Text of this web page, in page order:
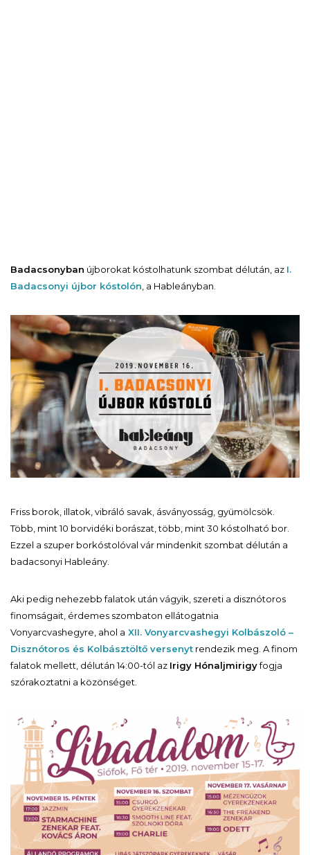
Badacsonyban újborokat kóstolhatunk szombat délután, az I.
Badacsonyi újbor kóstolón, a Hableányban.
Friss borok, illatok, vibráló savak, ásványosság, gyümölcsök.
Több, mint 10 borvidéki borászat, több, mint 30 kóstolható bor.
Ezzel a szuper borkóstolóval vár mindenkit szombat délután a
badacsonyi Hableány.
Aki pedig nehezebb falatok után vágyik, szereti a disznótoros
finomságait, érdemes szombaton ellátogatnia
Vonyarcvashegyre, ahol a XII. Vonyarcvashegyi Kolbászoló –
Disznótoros és Kolbásztöltő versenyt rendezik meg. A finom
falatok mellett, délután 14:00-tól az Irigy Hónaljmirigyfogja
szórakoztatni a közönséget.